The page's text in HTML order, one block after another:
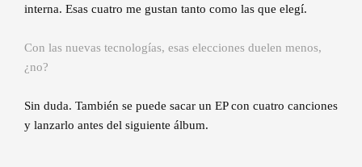
interna. Esas cuatro me gustan tanto como las que elegí.
Con las nuevas tecnologías, esas elecciones duelen menos,
¿no?
Sin duda. También se puede sacar un EP con cuatro canciones
y lanzarlo antes del siguiente álbum.